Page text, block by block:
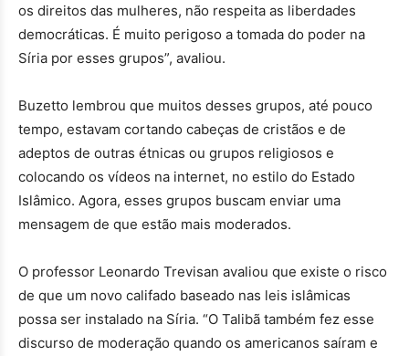
os direitos das mulheres, não respeita as liberdades
democráticas. É muito perigoso a tomada do poder na
Síria por esses grupos”, avaliou.
Buzetto lembrou que muitos desses grupos, até pouco
tempo, estavam cortando cabeças de cristãos e de
adeptos de outras étnicas ou grupos religiosos e
colocando os vídeos na internet, no estilo do Estado
Islâmico. Agora, esses grupos buscam enviar uma
mensagem de que estão mais moderados.
O professor Leonardo Trevisan avaliou que existe o risco
de que um novo califado baseado nas leis islâmicas
possa ser instalado na Síria. “O Talibã também fez esse
discurso de moderação quando os americanos saíram e